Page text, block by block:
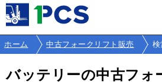
ホーム 中古フォークリフト販売 検
バッテリーの中古フォ